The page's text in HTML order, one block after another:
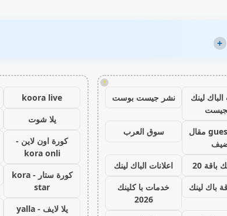
+
!
لينك
نشر جيست بوست
guest post مقال
سوق العرب
باقة 20
اعلانات الباك لينك
باك لينك
خدمات با كلينك
2026
koora live
يلا شوت
كورة اون لاين -
kora onli
كورة ستار - kora
star
يلا لايف - yalla